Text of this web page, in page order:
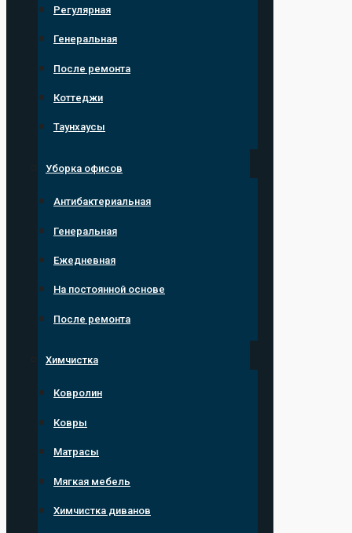
Регулярная
Генеральная
После ремонта
Коттеджи
Таунхаусы
Уборка офисов
Антибактериальная
Генеральная
Ежедневная
На постоянной основе
После ремонта
Химчистка
Ковролин
Ковры
Матрасы
Мягкая мебель
Химчистка диванов